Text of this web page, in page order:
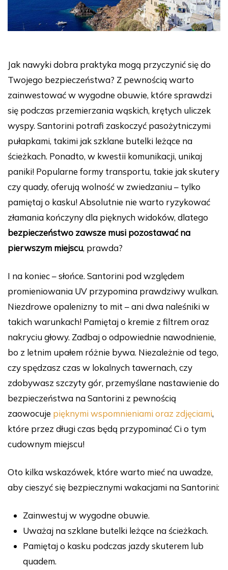
Jak nawyki dobra praktyka mogą przyczynić się do
Twojego bezpieczeństwa? Z pewnością warto
zainwestować w wygodne obuwie, które sprawdzi
się podczas przemierzania wąskich, krętych uliczek
wyspy. Santorini potrafi zaskoczyć pasożytniczymi
pułapkami, takimi jak szklane butelki leżące na
ścieżkach. Ponadto, w kwestii komunikacji, unikaj
paniki! Popularne formy transportu, takie jak skutery
czy quady, oferują wolność w zwiedzaniu – tylko
pamiętaj o kasku! Absolutnie nie warto ryzykować
złamania kończyny dla pięknych widoków, dlatego
bezpieczeństwo zawsze musi pozostawać na
pierwszym miejscu, prawda?
I na koniec – słońce. Santorini pod względem
promieniowania UV przypomina prawdziwy wulkan.
Niezdrowe opalenizny to mit – ani dwa naleśniki w
takich warunkach! Pamiętaj o kremie z filtrem oraz
nakryciu głowy. Zadbaj o odpowiednie nawodnienie,
bo z letnim upałem różnie bywa. Niezależnie od tego,
czy spędzasz czas w lokalnych tawernach, czy
zdobywasz szczyty gór, przemyślane nastawienie do
bezpieczeństwa na Santorini z pewnością
zaowocuje pięknymi wspomnieniami oraz zdjęciami,
które przez długi czas będą przypominać Ci o tym
cudownym miejscu!
Oto kilka wskazówek, które warto mieć na uwadze,
aby cieszyć się bezpiecznymi wakacjami na Santorini:
Zainwestuj w wygodne obuwie.
Uważaj na szklane butelki leżące na ścieżkach.
Pamiętaj o kasku podczas jazdy skuterem lub
quadem.